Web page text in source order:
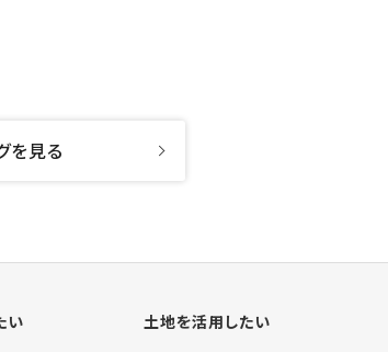
を見る
い 土地を活用したい